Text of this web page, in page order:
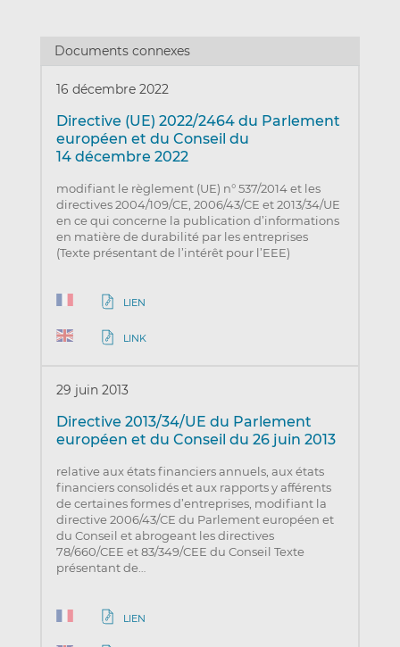
Documents connexes
16 décembre 2022
Directive (UE) 2022/2464 du Parlement
européen et du Conseil du
14 décembre 2022
modifiant le règlement (UE) n° 537/2014 et les
directives 2004/109/CE, 2006/43/CE et 2013/34/UE
en ce qui concerne la publication d’informations
en matière de durabilité par les entreprises
(Texte présentant de l’intérêt pour l’EEE)
LIEN
LINK
29 juin 2013
Directive 2013/34/UE du Parlement
européen et du Conseil du 26 juin 2013
relative aux états financiers annuels, aux états
financiers consolidés et aux rapports y afférents
de certaines formes d’entreprises, modifiant la
directive 2006/43/CE du Parlement européen et
du Conseil et abrogeant les directives
78/660/CEE et 83/349/CEE du Conseil Texte
présentant de…
LIEN